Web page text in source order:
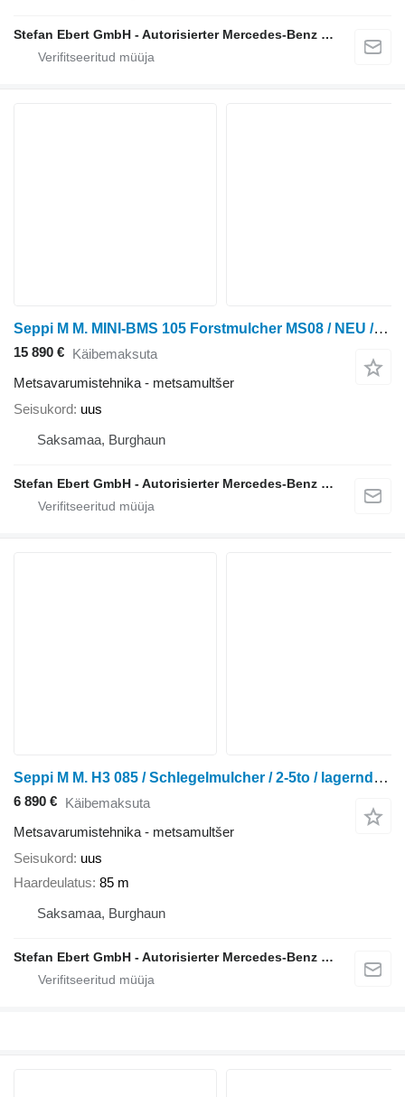
Stefan Ebert GmbH - Autorisierter Mercedes-Benz Servicepartner
Seppi M M. MINI-BMS 105 Forstmulcher MS08 / NEU / lagernd
15 890 € Käibemaksuta
Metsavarumistehnika - metsamultšer
Seisukord uus
Saksamaa, Burghaun
Stefan Ebert GmbH - Autorisierter Mercedes-Benz Servicepartner
Seppi M M. H3 085 / Schlegelmulcher / 2-5to / lagernd! / N
6 890 € Käibemaksuta
Metsavarumistehnika - metsamultšer
Seisukord uus
Haardeulatus 85 m
Saksamaa, Burghaun
Stefan Ebert GmbH - Autorisierter Mercedes-Benz Servicepartner